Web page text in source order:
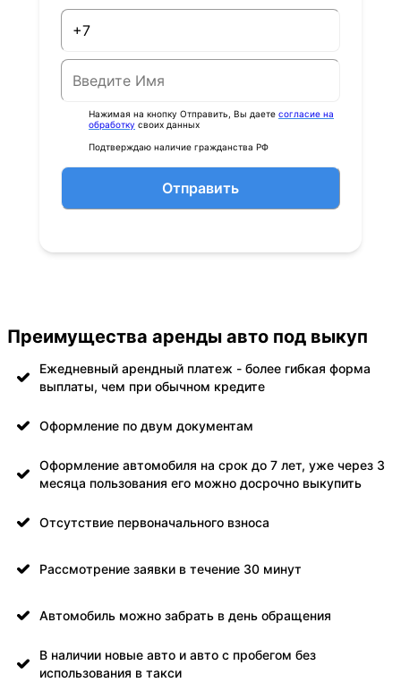
Нажимая на кнопку Отправить, Вы даете согласие на
обработку своих данных
Подтверждаю наличие гражданства РФ
Отправить
Преимущества аренды авто под выкуп
Ежедневный арендный платеж - более гибкая форма
выплаты, чем при обычном кредите
Оформление по двум документам
Оформление автомобиля на срок до 7 лет, уже через 3
месяца пользования его можно досрочно выкупить
Отсутствие первоначального взноса
Рассмотрение заявки в течение 30 минут
Автомобиль можно забрать в день обращения
В наличии новые авто и авто с пробегом без
использования в такси